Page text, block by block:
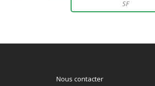
SF
Nous contacter